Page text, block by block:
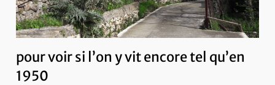
pour voir si l’on y vit encore tel qu’en
1950